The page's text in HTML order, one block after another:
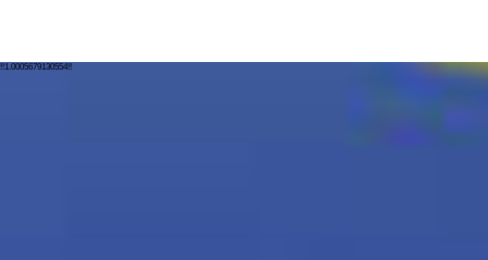
!!1.0005679130554!!